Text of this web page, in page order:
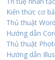
Kiến thức cơ
Thủ thuật
Hướng dẫn
Thủ thuật
Hướng dẫn